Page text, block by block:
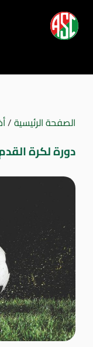
الصفحة الرئيسية/
دورة لكرة